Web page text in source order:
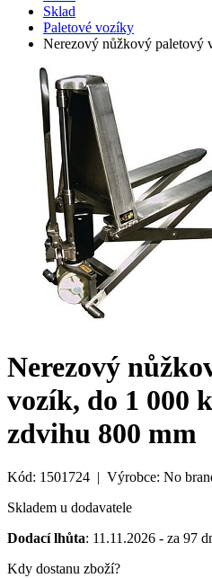
Sklad
Paletové vozíky
Nerezový nůžkový
Nerezový
vozík, do 1 000
zdvihu 800 mm
Kód: 1501724 | Výrobce: No
Skladem u dodavatele
Dodací lhůta: 11.11.2026 - za 97
Kdy dostanu zboží?